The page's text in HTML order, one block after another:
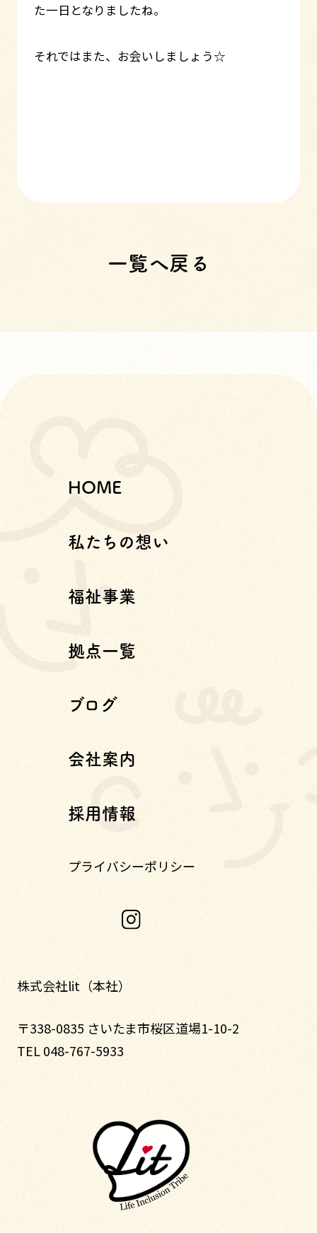
た一日となりましたね。
それではまた、お会いしましょう☆
一覧へ戻る
HOME
私たちの想い
福祉事業
拠点一覧
ブログ
会社案内
採用情報
プライバシーポリシー
株式会社lit（本社）
〒338-0835 さいたま市桜区道場1-10-2
TEL 048-767-5933